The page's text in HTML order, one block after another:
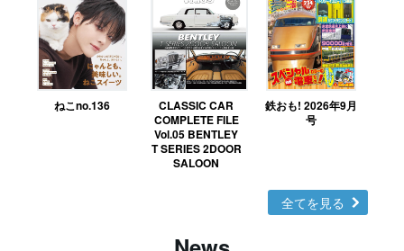
ねこno.136
CLASSIC CAR
COMPLETE FILE
Vol.05 BENTLEY
T SERIES 2DOOR
SALOON
鉄おも! 2026年9月
号
全てを見る